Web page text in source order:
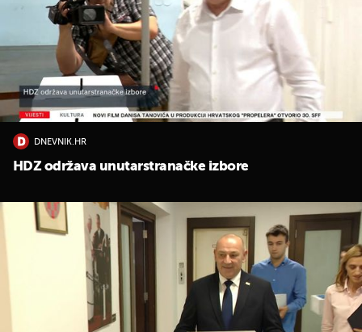
DNEVNIK.HR
HDZ održava unutarstranačke izbore
UKLJUČITE NOTIFIKACIJE